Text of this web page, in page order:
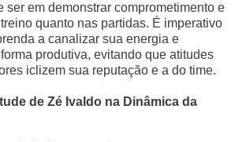
ser em demonstrar comprometimento e
quanto nas partidas. É imperativo
a canalizar sua energia e
produtiva, evitando que atitudes
iclizem sua reputação e a do time.
de Zé Ivaldo na Dinâmica da